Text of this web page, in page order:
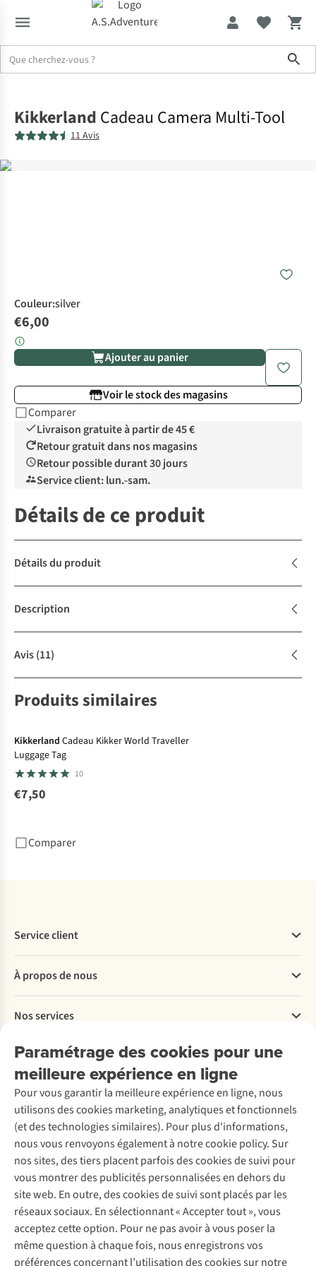
Kikkerland Cadeau Camera Multi-Tool
11 Avis
Couleur:silver
€6,00
Ajouter au panier
Voir le stock des magasins
Comparer
Livraison gratuite à partir de 45 €
Retour gratuit dans nos magasins
Retour possible durant 30 jours
Service client: lun.-sam.
Détails de ce produit
Détails du produit
Description
Avis(11)
Produits similaires
Kikkerland Cadeau Kikker World Traveller
Luggage Tag
10
€7,50
Comparer
Paramétrage des cookies pour une
meilleure expérience en ligne
Pour vous garantir la meilleure expérience en ligne, nous
utilisons des cookies marketing, analytiques et fonctionnels
(et des technologies similaires). Pour plus d'informations,
nous vous renvoyons également à notre cookie policy. Sur
nos sites, des tiers placent parfois des cookies de suivi pour
vous montrer des publicités personnalisées en dehors du
site web. En outre, des cookies de suivi sont placés par les
réseaux sociaux. En sélectionnant « Accepter tout », vous
acceptez cette option. Pour ne pas avoir à vous poser la
même question à chaque fois, nous enregistrons vos
préférences concernant l’utilisation des cookies sur notre
Service client
Commander
Payer
Livraison
Rétractation d'une commande
Entretien & réparations
Garantie
Contactez-nous
À propos de nous
Explore More
À propos d’Ayacucho
Nos magasins
À propos d’A.S.Adventure
Déclaration d'accessibilité
Nos services
Location / Location sports d’hiver
Entretien de ski
Service de lavage
Entretien de chaussures
Réparation de chaussures
Réparation de vêtements
Retouches
Pour les entreprises
Découvrez
A.S.Magazine
Explore Camp
Gear Check
Expertise & conseils
Abonnez-vous à la newsletter
Suivez-nous